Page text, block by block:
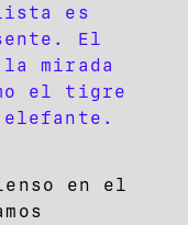
es
El
mirada
el tigre
en el